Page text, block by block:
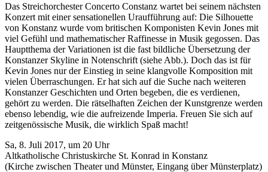
Das Streichorchester Concerto Constanz wartet bei seinem nächsten
Konzert mit einer sensationellen Uraufführung auf: Die Silhouette
von Konstanz wurde vom britischen Komponisten Kevin Jones mit
viel Gefühl und mathematischer Raffinesse in Musik gegossen. Das
Hauptthema der Variationen ist die fast bildliche Übersetzung der
Konstanzer Skyline in Notenschrift (siehe Abb.). Doch das ist für
Kevin Jones nur der Einstieg in seine klangvolle Komposition mit
vielen Überraschungen. Er hat sich auf die Suche nach weiteren
Konstanzer Geschichten und Orten begeben, die es verdienen,
gehört zu werden. Die rätselhaften Zeichen der Kunstgrenze werden
ebenso lebendig, wie die aufreizende Imperia. Freuen Sie sich auf
zeitgenössische Musik, die wirklich Spaß macht!
Sa, 8. Juli 2017, um 20 Uhr
Altkatholische Christuskirche St. Konrad in Konstanz
(Kirche zwischen Theater und Münster, Eingang über Münsterplatz)